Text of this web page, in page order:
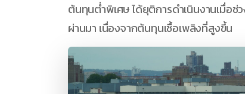
ต้นทุนต่ำพิเศษ ได้ยุติการดำเนินงานเมื่อ
ผ่านมา เนื่องจากต้นทุนเชื้อเพลิงที่สูงขึ้น